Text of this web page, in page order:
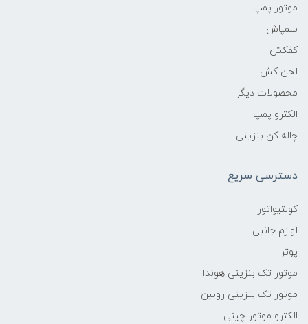
موتور پمپ
سمپاش
کفکش
لجن کش
محصولات دیگر
الکترو پمپ
چاله کن بنزینی
دسترسی سریع
کولتیواتور
لوازم جانبی
پوتر
موتور تک بنزینی هوندا
موتور تک بنزینی روبین
الکترو موتور چینی